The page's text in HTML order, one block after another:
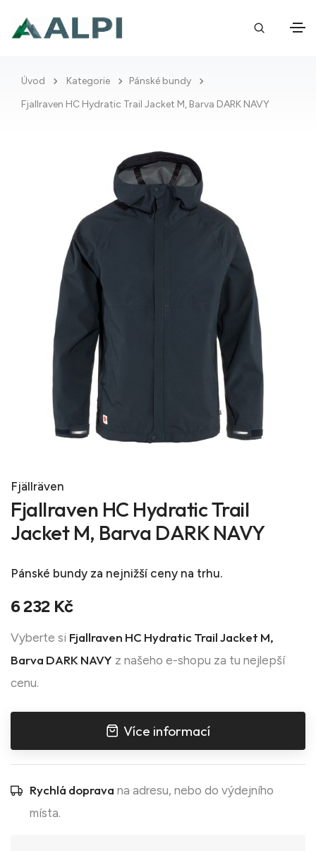
Úvod Kategorie
Pánské bundy
Fjallraven HC Hydratic Trail Jacket M, Barva DARK NAVY
Fjällräven
Fjallraven HC Hydratic Trail
Jacket M, Barva DARK NAVY
Pánské bundy za nejnižší ceny na trhu.
6 232 Kč
Vyberte si Fjallraven HC Hydratic Trail Jacket M,
Barva DARK NAVY z našeho e-shopu za tu nejlepší
cenu.
Více informací
Rychlá doprava na adresu, nebo do výdejního
místa.